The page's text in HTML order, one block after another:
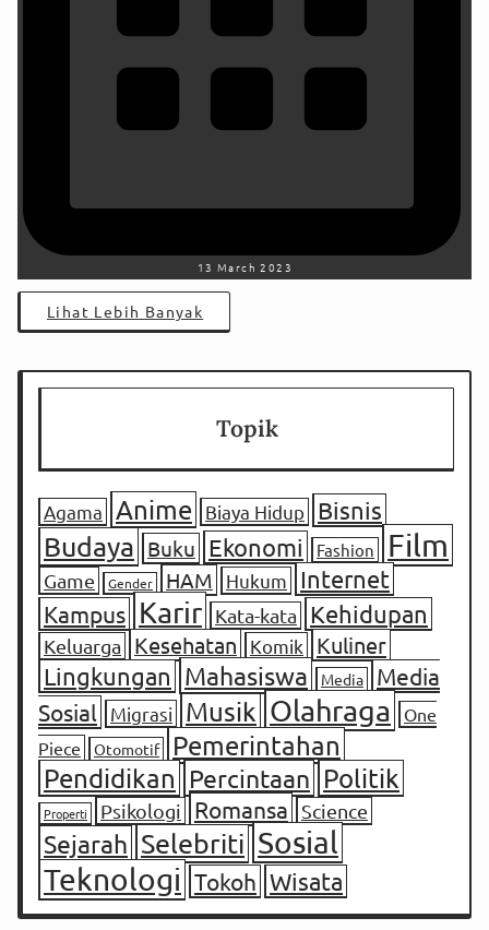
13 March 2023
Lihat Lebih Banyak
Topik
Agama Anime Biaya Hidup Bisnis
Budaya Buku Ekonomi Fashion Film
Game Gender HAM Hukum
Internet
Kampus Karir Kata-kata Kehidupan
Keluarga Kesehatan Komik Kuliner
Lingkungan Mahasiswa Media
Media
Sosial
Migrasi Musik Olahraga
One
Piece
Otomotif
Pemerintahan
Pendidikan Percintaan Politik
Properti Psikologi Romansa Science
Sejarah Selebriti Sosial
Teknologi Tokoh Wisata